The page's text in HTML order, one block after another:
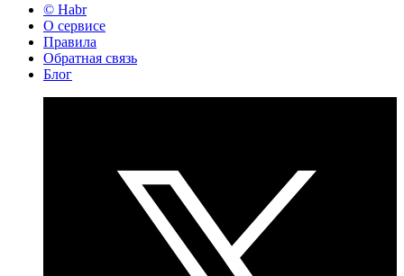
© Habr
О сервисе
Правила
Обратная связь
Блог